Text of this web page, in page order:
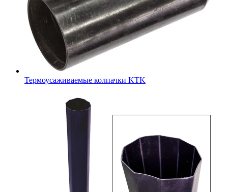
Термоусаживаемые колпачки KTK